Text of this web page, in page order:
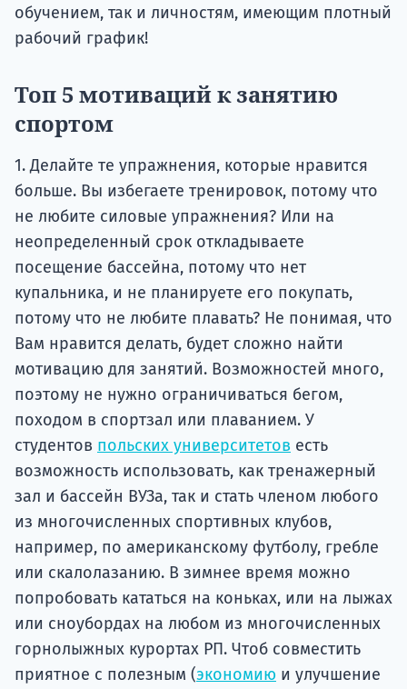
обучением, так и личностям, имеющим плотный
рабочий график!
Топ 5 мотиваций к занятию
спортом
1. Делайте те упражнения, которые нравится
больше. Вы избегаете тренировок, потому что
не любите силовые упражнения? Или на
неопределенный срок откладываете
посещение бассейна, потому что нет
купальника, и не планируете его покупать,
потому что не любите плавать? Не понимая, что
Вам нравится делать, будет сложно найти
мотивацию для занятий. Возможностей много,
поэтому не нужно ограничиваться бегом,
походом в спортзал или плаванием. У
студентов польских университетов есть
возможность использовать, как тренажерный
зал и бассейн ВУЗа, так и стать членом любого
из многочисленных спортивных клубов,
например, по американскому футболу, гребле
или скалолазанию. В зимнее время можно
попробовать кататься на коньках, или на лыжах
или сноубордах на любом из многочисленных
горнолыжных курортах РП. Чтоб совместить
приятное с полезным (экономию и улучшение